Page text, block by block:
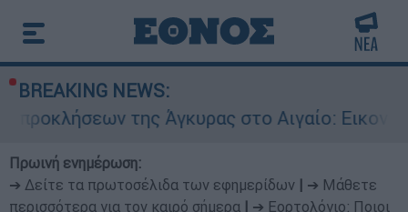
BREAKING NEWS:
της Άγκυρας στο Αιγαίο: Εικονική αερομαχία
Πρωινή ενημέρωση:
➔ Δείτε τα πρωτοσέλιδα των εφημερίδων
➔ Μάθετε
περισσότερα για τον καιρό σήμερα
➔ Εορτολόγιο: Ποιοι